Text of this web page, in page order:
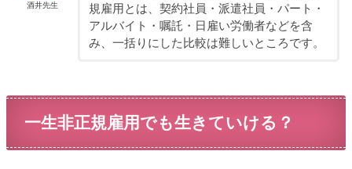
酒井先生
規雇用とは、契約社員・派遣社員・パート・
アルバイト・嘱託・日雇い労働者などを含
み、一括りにした比較は難しいところです。
一生非正規雇用でも生きていける？